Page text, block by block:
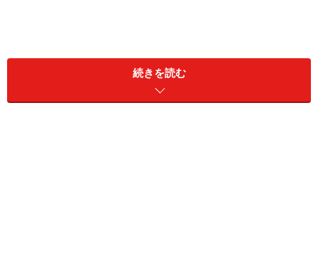
たイラストと便利な年賀状のテンプレートをご紹介しま
す。年賀状のほか、幼稚園や学校のおたより、地域の広
報誌やチラシなどにも是非ご活用ください。「
続きを読む